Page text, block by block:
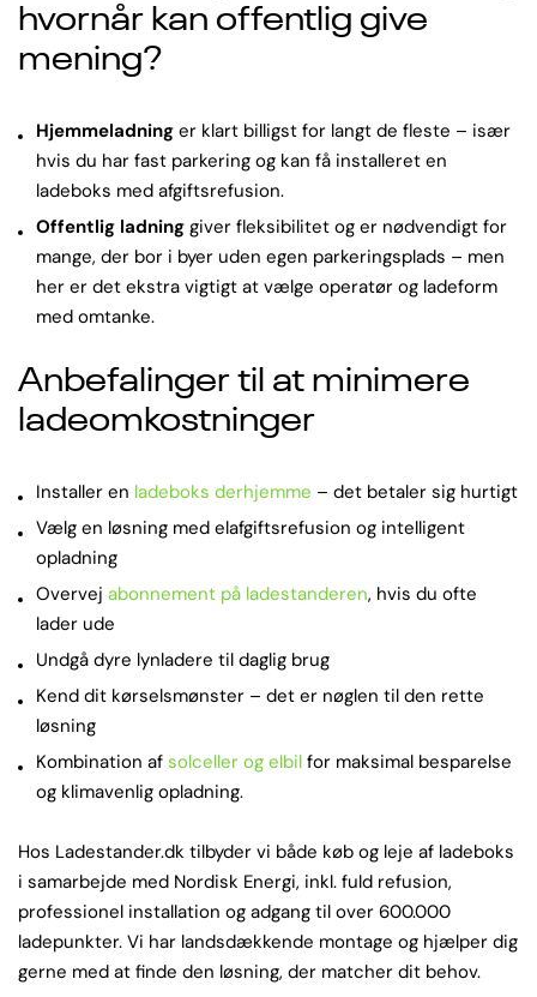
hvornår kan offentlig give
mening?
Hjemmeladning er klart billigst for langt de fleste – især
hvis du har fast parkering og kan få installeret en
ladeboks med afgiftsrefusion.
Offentlig ladning giver fleksibilitet og er nødvendigt for
mange, der bor i byer uden egen parkeringsplads – men
her er det ekstra vigtigt at vælge operatør og ladeform
med omtanke.
Anbefalinger til at minimere
ladeomkostninger
Installer en ladeboks derhjemme – det betaler sig hurtigt
Vælg en løsning med elafgiftsrefusion og intelligent
opladning
Overvej abonnement på ladestanderen, hvis du ofte
lader ude
Undgå dyre lynladere til daglig brug
Kend dit kørselsmønster – det er nøglen til den rette
løsning
Kombination af solceller og elbil for maksimal besparelse
og klimavenlig opladning.
Hos Ladestander.dk tilbyder vi både køb og leje af ladeboks
i samarbejde med Nordisk Energi, inkl. fuld refusion,
professionel installation og adgang til over 600.000
ladepunkter. Vi har landsdækkende montage og hjælper dig
gerne med at finde den løsning, der matcher dit behov.